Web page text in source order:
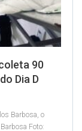
90
Dia D
Barbosa, o
Foto: